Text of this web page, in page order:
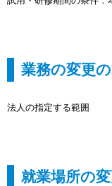
業務の変更
法人の指定する範囲
就業場所の